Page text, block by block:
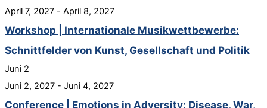
April 7, 2027 - April 8, 2027
Workshop | Internationale Musikwettbewerbe:
Schnittfelder von Kunst, Gesellschaft und Politik
Juni 2
Juni 2, 2027 - Juni 4, 2027
Conference | Emotions in Adversity: Disease, War,